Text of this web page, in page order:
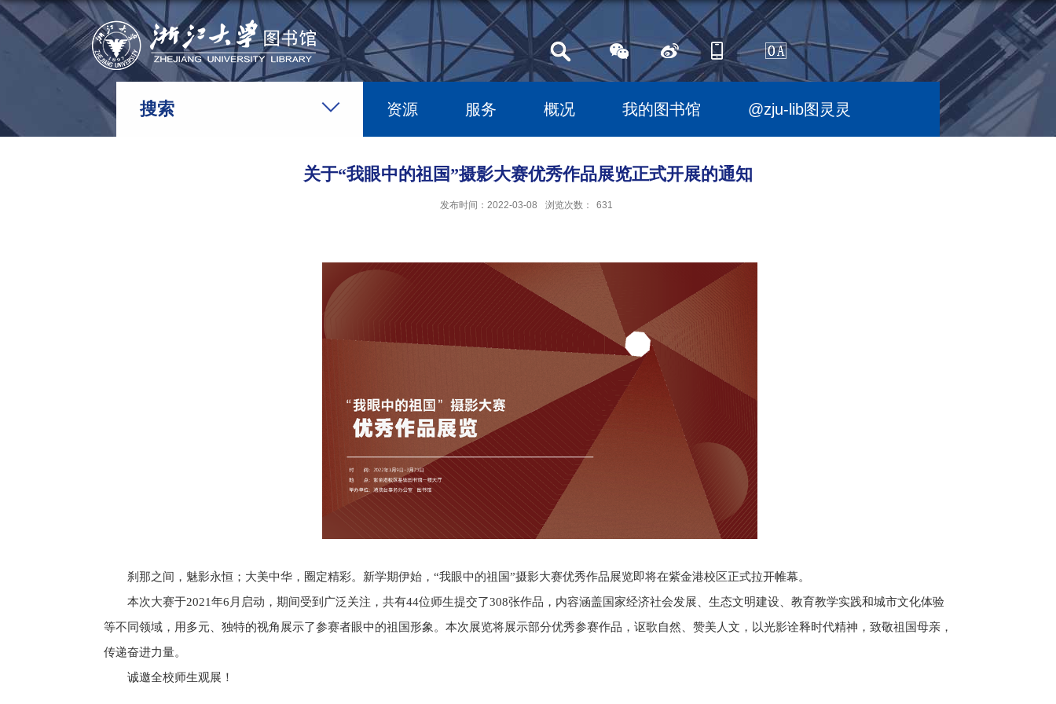
搜索 资源 服务 概况 我的图书馆 @zju-lib图灵灵
关于“我眼中的祖国”摄影大赛优秀作品展览正式开展的通知
发布时间：2022-03-08 浏览次数： 631
刹那之间，魅影永恒；大美中华，圈定精彩。新学期伊始，“我眼中的祖国”摄影大赛优秀作品展览即将在紫金港校区正式拉开帷幕。
本次大赛于2021年6 月启动，期间受到广泛关注，共有44位师生提交了308张作品，内容涵盖国家经济社会发展、生态文明建设、教育教学实践和城市文化体验
等不同领域，用多元、独特的视角展示了参赛者眼中的祖国形象。本次展览将展示部分优秀参赛作品，讴歌自然、赞美人文，以光影诠释时代精神，致敬祖国母亲，
传递奋进力量。
诚邀全校师生观展！